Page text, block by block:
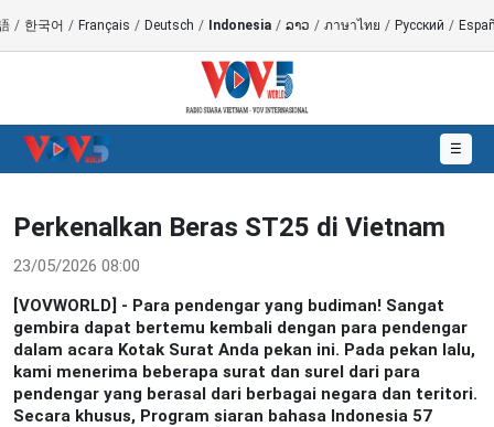
/ 한국어 / Français / Deutsch / Indonesia / ລາວ / ภาษาไทย / Русский /
☰
Perkenalkan Beras ST25 di Vietnam
23/05/2026 08:00
[VOVWORLD] - Para pendengar yang budiman! Sangat
gembira dapat bertemu kembali dengan para pendengar
dalam acara Kotak Surat Anda pekan ini. Pada pekan lalu,
kami menerima beberapa surat dan surel dari para
pendengar yang berasal dari berbagai negara dan teritori.
Secara khusus, Program siaran bahasa Indonesia 57